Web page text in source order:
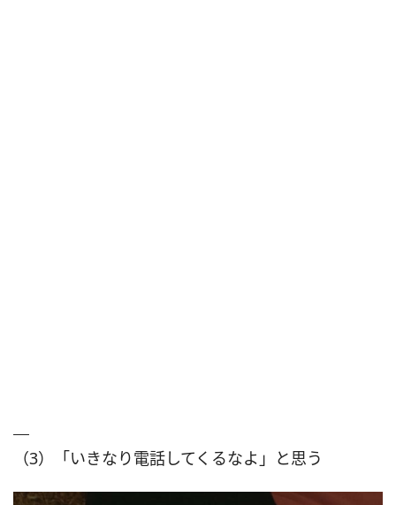
（3）「いきなり電話してくるなよ」と思う